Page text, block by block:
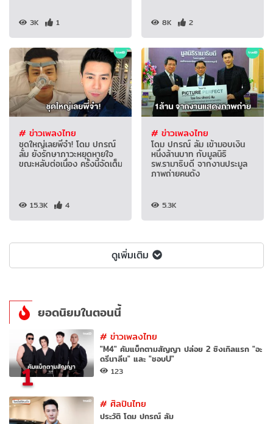
3K 1 8K 2
# ข่าวเพลงไทย
ชุดใหญ่เลยพี่จ๋า! โดม ปกรณ์
ลัม ยังรักษาภาวะหยุดหายใจ
ขณะหลับต่อเนื่อง ครั้งนี้จัดเต็ม
15.3K 4
# ข่าวเพลงไทย
โดม ปกรณ์ ลัม เข้ามอบเงิน
หนึ่งล้านบาท กับมูลนิธิ
รพ.รามาธิบดี จากงานประมูล
ภาพถ่ายคนดัง
5.3K
ดูเพิ่มเติม
ยอดนิยมในตอนนี้
1
#ข่าวเพลงไทย
"M4" คัมแบ็กตามสัญญา ปล่อย 2 ซิงเกิลแรก "อะ
ดรีนาลีน" และ "ชอบU"
123
#ศิลปินไทย
ประวัติ โดม ปกรณ์ ลัม